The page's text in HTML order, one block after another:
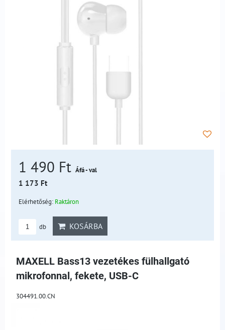
1 490 Ft Áfá - val
1 173 Ft
Elérhetőség: Raktáron
db KOSÁRBA
MAXELL Bass13 vezetékes fülhallgató
mikrofonnal, fekete, USB-C
304491.00.CN